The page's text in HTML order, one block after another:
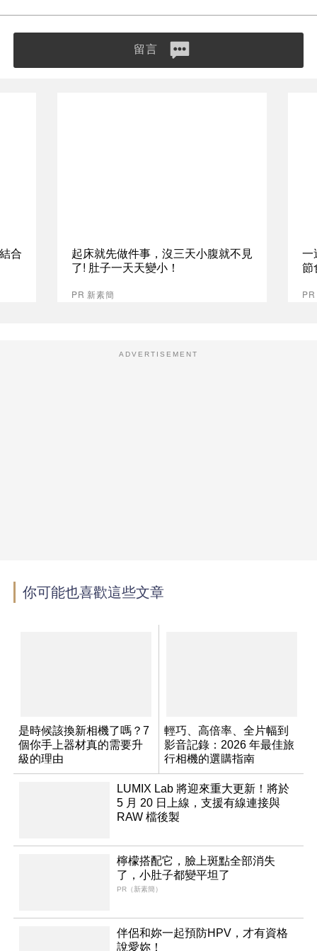
留言
合
起床就先做件事，沒三天小腹就不見
了! 肚子一天天變小！
PR 新素簡
一
節
ADVERTISEMENT
你可能也喜歡這些文章
是時候該換新相機了嗎？7
個你手上器材真的需要升
級的理由
輕巧、高倍率、全片幅到
影音記錄：2026 年最佳旅
行相機的選購指南
LUMIX Lab 將迎來重大更新！將於
5 月 20 日上線，支援有線連接與
RAW 檔後製
檸檬搭配它，臉上斑點全部消失
了，小肚子都變平坦了
PR（新素簡）
伴侶和妳一起預防HPV，才有資格
說愛妳！